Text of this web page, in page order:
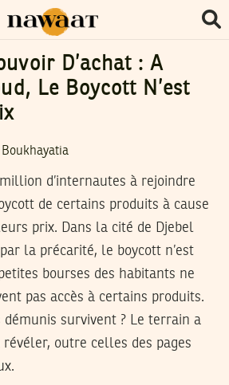
D’achat : A
Le Boycott N’est
Boukhayatia
d’internautes à rejoindre
de certains produits à cause
prix. Dans la cité de Djebel
la précarité, le boycott n’est
bourses des habitants ne
pas accès à certains produits.
survivent ? Le terrain a
révéler, outre celles des pages